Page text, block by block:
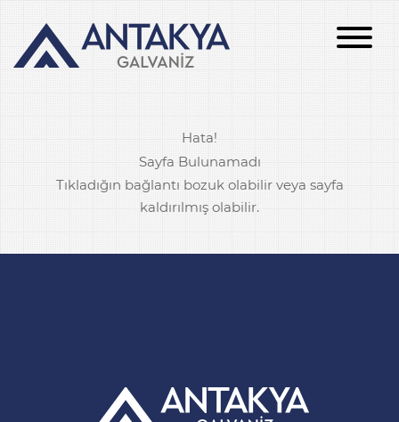
Hata!
Sayfa Bulunamadı
Tıkladığın bağlantı bozuk olabilir veya sayfa
kaldırılmış olabilir.